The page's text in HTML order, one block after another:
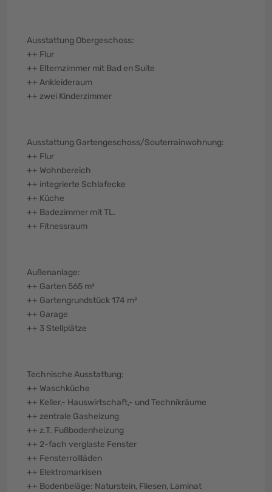
Ausstattung Obergeschoss:
++ Flur
++ Elternzimmer mit Bad en Suite
++ Ankleideraum
++ zwei Kinderzimmer
Ausstattung Gartengeschoss/Souterrainwohnung:
++ Flur
++ Wohnbereich
++ integrierte Schlafecke
++ Küche
++ Badezimmer mit TL.
++ Fitnessraum
Außenanlage:
++ Garten 565 m²
++ Gartengrundstück 174 m²
++ Garage
++ 3 Stellplätze
Technische Ausstattung:
++ Waschküche
++ Keller,- Hauswirtschaft,- und Technikräume
++ zentrale Gasheizung
++ z.T. Fußbodenheizung
++ 2-fach verglaste Fenster
++ Fensterrollläden
++ Elektromarkisen
++ Bodenbeläge: Naturstein, Fliesen, Laminat